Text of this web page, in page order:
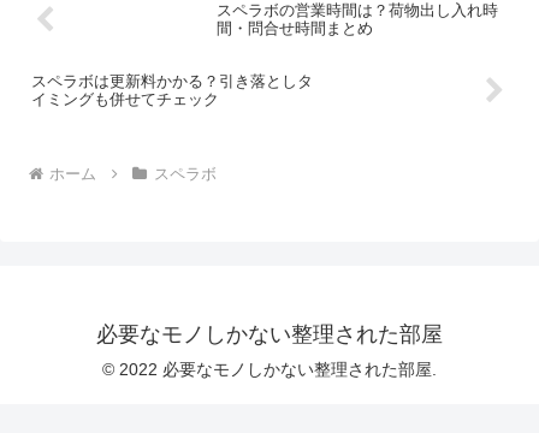
スペラボの営業時間は？荷物出し入れ時
間・問合せ時間まとめ
スペラボは更新料かかる？引き落としタ
イミングも併せてチェック
ホーム スペラボ
必要なモノしかない整理された部屋
© 2022 必要なモノしかない整理された部屋.